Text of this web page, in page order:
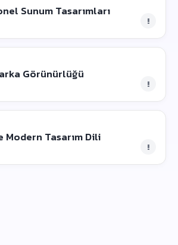
Sunum Tasarımları
!
Görünürlüğü
!
Modern Tasarım Dili
!